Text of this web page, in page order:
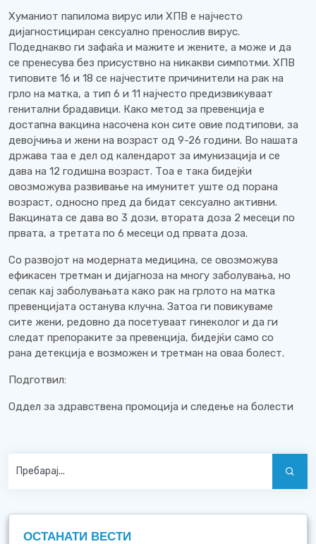
Хуманиот папилома вирус или ХПВ е најчесто
дијагностициран сексуално пренослив вирус.
Подеднакво ги зафаќа и мажите и жените, а може и да
се пренесува без присуствно на никакви симпотми. ХПВ
типовите 16 и 18 се најчестите причинители на рак на
грло на матка, а тип 6 и 11 најчесто предизвикуваат
генитални брадавици. Како метод за превенција е
достапна вакцина насочена кон сите овие подтипови, за
девојчиња и жени на возраст од 9-26 години. Во нашата
држава таа е дел од календарот за имунизација и се
дава на 12 годишна возраст. Тоа е така бидејќи
овозможува развивање на имунитет уште од порана
возраст, односно пред да бидат сексуално активни.
Вакцината се дава во 3 дози, втората доза 2 месеци по
првата, а третата по 6 месеци од првата доза.
Со развојот на модерната медицина, се овозможува
ефикасен третман и дијагноза на многу заболувања, но
сепак кај заболувањата како рак на грлото на матка
превенцијата останува клучна. Затоа ги повикуваме
сите жени, редовно да посетуваат гинеколог и да ги
следат препораките за превенција, бидејќи само со
рана детекција е возможен и третман на оваа болест.
Подготвил:
Оддел за здравствена промоција и следење на болести
ОСТАНАТИ ВЕСТИ